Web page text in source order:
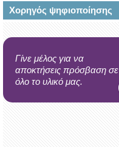
Χορηγός ψηφιοποίησης
Γίνε μέλος για να
αποκτήσεις πρόσβαση σε
όλο το υλικό μας.